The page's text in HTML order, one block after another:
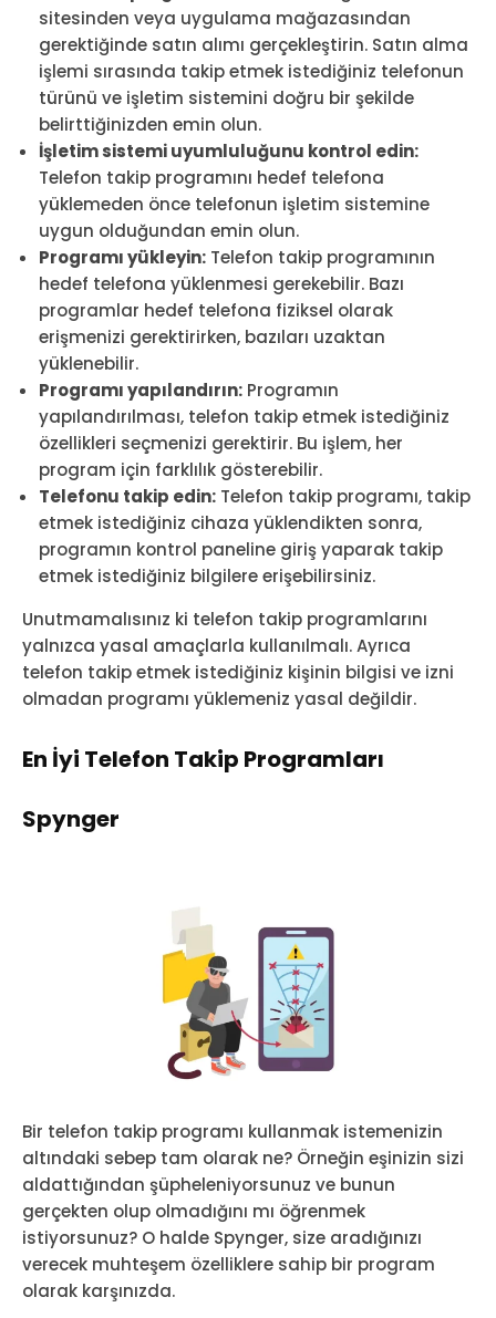
sitesinden veya uygulama mağazasından
gerektiğinde satın alımı gerçekleştirin. Satın alma
işlemi sırasında takip etmek istediğiniz telefonun
türünü ve işletim sistemini doğru bir şekilde
belirttiğinizden emin olun.
İşletim sistemi uyumluluğunu kontrol edin:
Telefon takip programını hedef telefona
yüklemeden önce telefonun işletim sistemine
uygun olduğundan emin olun.
Programı yükleyin: Telefon takip programının
hedef telefona yüklenmesi gerekebilir. Bazı
programlar hedef telefona fiziksel olarak
erişmenizi gerektirirken, bazıları uzaktan
yüklenebilir.
Programı yapılandırın: Programın
yapılandırılması, telefon takip etmek istediğiniz
özellikleri seçmenizi gerektirir. Bu işlem, her
program için farklılık gösterebilir.
Telefonu takip edin: Telefon takip programı, takip
etmek istediğiniz cihaza yüklendikten sonra,
programın kontrol paneline giriş yaparak takip
etmek istediğiniz bilgilere erişebilirsiniz.
Unutmamalısınız ki telefon takip programlarını
yalnızca yasal amaçlarla kullanılmalı. Ayrıca
telefon takip etmek istediğiniz kişinin bilgisi ve izni
olmadan programı yüklemeniz yasal değildir.
En İyi Telefon Takip Programları
Spynger
Bir telefon takip programı kullanmak istemenizin
altındaki sebep tam olarak ne? Örneğin eşinizin sizi
aldattığından şüpheleniyorsunuz ve bunun
gerçekten olup olmadığını mı öğrenmek
istiyorsunuz? O halde Spynger, size aradığınızı
verecek muhteşem özelliklere sahip bir program
olarak karşınızda.